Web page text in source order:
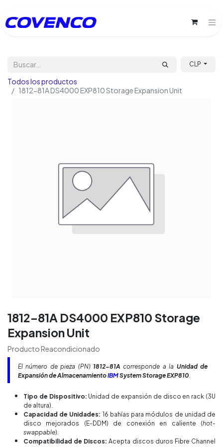
CLP
Todos los productos
1812-81A DS4000 EXP810 Storage Expansion Unit
1812-81A DS4000 EXP810 Storage
Expansion Unit
Producto Reacondicionado
El número de pieza (PN) 1812-81A corresponde a la Unidad de
Expansión de AlmacenamientoIBMSystem Storage EXP810.
Tipo de Dispositivo: Unidad de expansión de disco en rack (3U
de altura).
Capacidad de Unidades: 16 bahías para módulos de unidad de
disco mejorados (E-DDM) de conexión en caliente (hot-
swappable).
Compatibilidad de Discos: Acepta discos duros Fibre Channel